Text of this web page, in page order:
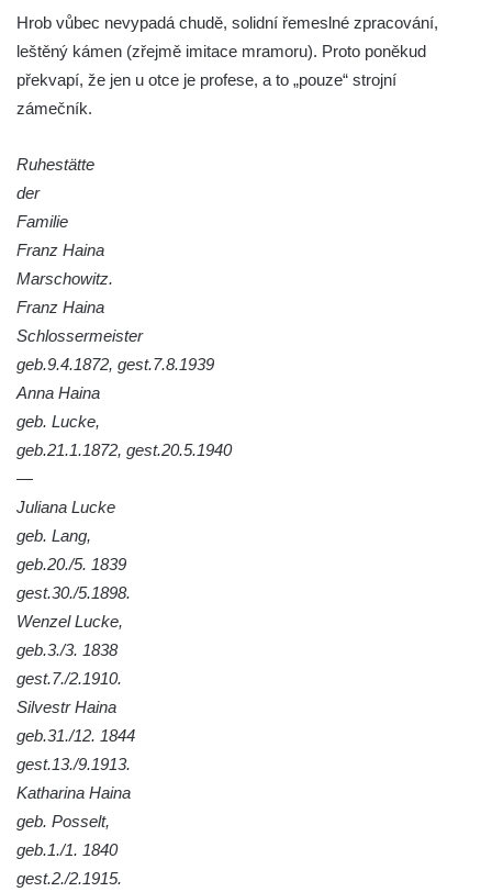
Hrob Josefa Valeše na hřbitově ve Velešíně
Hrob Ladislava Vichra na hřbitově ve
Velešíně
Velešíně
Hrob Bartoloměje Vavreyna na hřbitově ve
Velešíně
Hrob Josefa Novotného na hřbitově ve
Velešíně
Hrob Jana Křtitele Mikyšky na hřbitově ve
Velešíně
Velešíně
Hrob rodiny Hamerníkovy na hřbitově ve
Hrob Šimona Haláčka na hřbitově v Římově
Hrob Jana a Marie Tybytanclových na
hřbitově v Římově
Hrob rodiny Lorenz na hřbitově v Římově
Podluží
Hrob vůbec nevypadá chudě, solidní řemeslné zpracování,
leštěný kámen (zřejmě imitace mramoru). Proto poněkud
překvapí, že jen u otce je profese, a to „pouze“ strojní
zámečník.
Ruhestätte
der
Familie
Franz Haina
Marschowitz.
Franz Haina
Schlossermeister
geb.9.4.1872, gest.7.8.1939
Anna Haina
geb. Lucke,
geb.21.1.1872, gest.20.5.1940
—
Juliana Lucke
geb. Lang,
geb.20./5. 1839
gest.30./5.1898.
Wenzel Lucke,
geb.3./3. 1838
gest.7./2.1910.
Silvestr Haina
geb.31./12. 1844
gest.13./9.1913.
Katharina Haina
geb. Posselt,
geb.1./1. 1840
gest.2./2.1915.